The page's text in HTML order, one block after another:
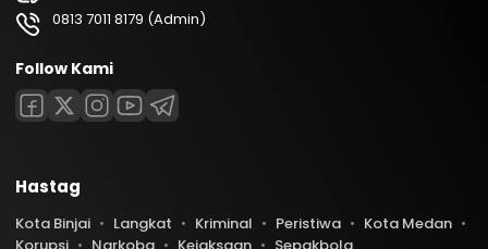
0813 7011 8179 (Admin)
Follow Kami
Hastag
Kota Binjai Langkat Kriminal Peristiwa
Kota Medan